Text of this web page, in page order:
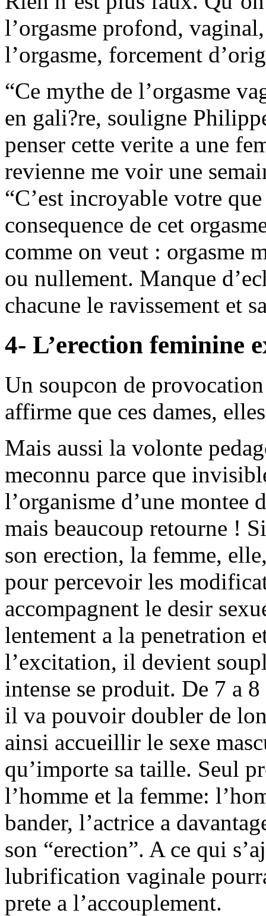
l’orgasme profond,
l’orgasme, forcement
“Ce mythe de l’orgasme
en gali?re, souligne
penser cette verite a une
revienne me voir une
“C’est incroyable votre
consequence de cet
comme on veut : orgasme
ou nullement. Manque
chacune le ravissement et
4- L’erection feminine
Un soupcon de
affirme que ces dames,
Mais aussi la volonte
meconnu parce que
l’organisme d’une montee
mais beaucoup retourne !
son erection, la femme,
pour percevoir les
accompagnent le desir
lentement a la penetration
l’excitation, il devient
intense se produit. De 7 a
il va pouvoir doubler de
ainsi accueillir le sexe
qu’importe sa taille. Seul
l’homme et la femme:
bander, l’actrice a
son “erection”. A ce qui
lubrification vaginale
prete a l’accouplement.